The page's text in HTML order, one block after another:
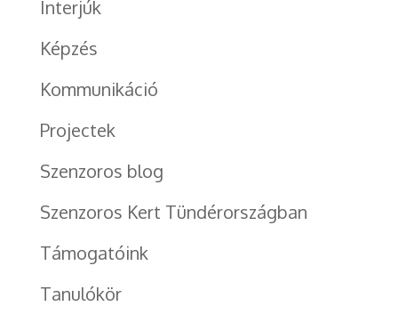
Interjúk
Képzés
Kommunikáció
Projectek
Szenzoros blog
Szenzoros Kert Tündérországban
Támogatóink
Tanulókör